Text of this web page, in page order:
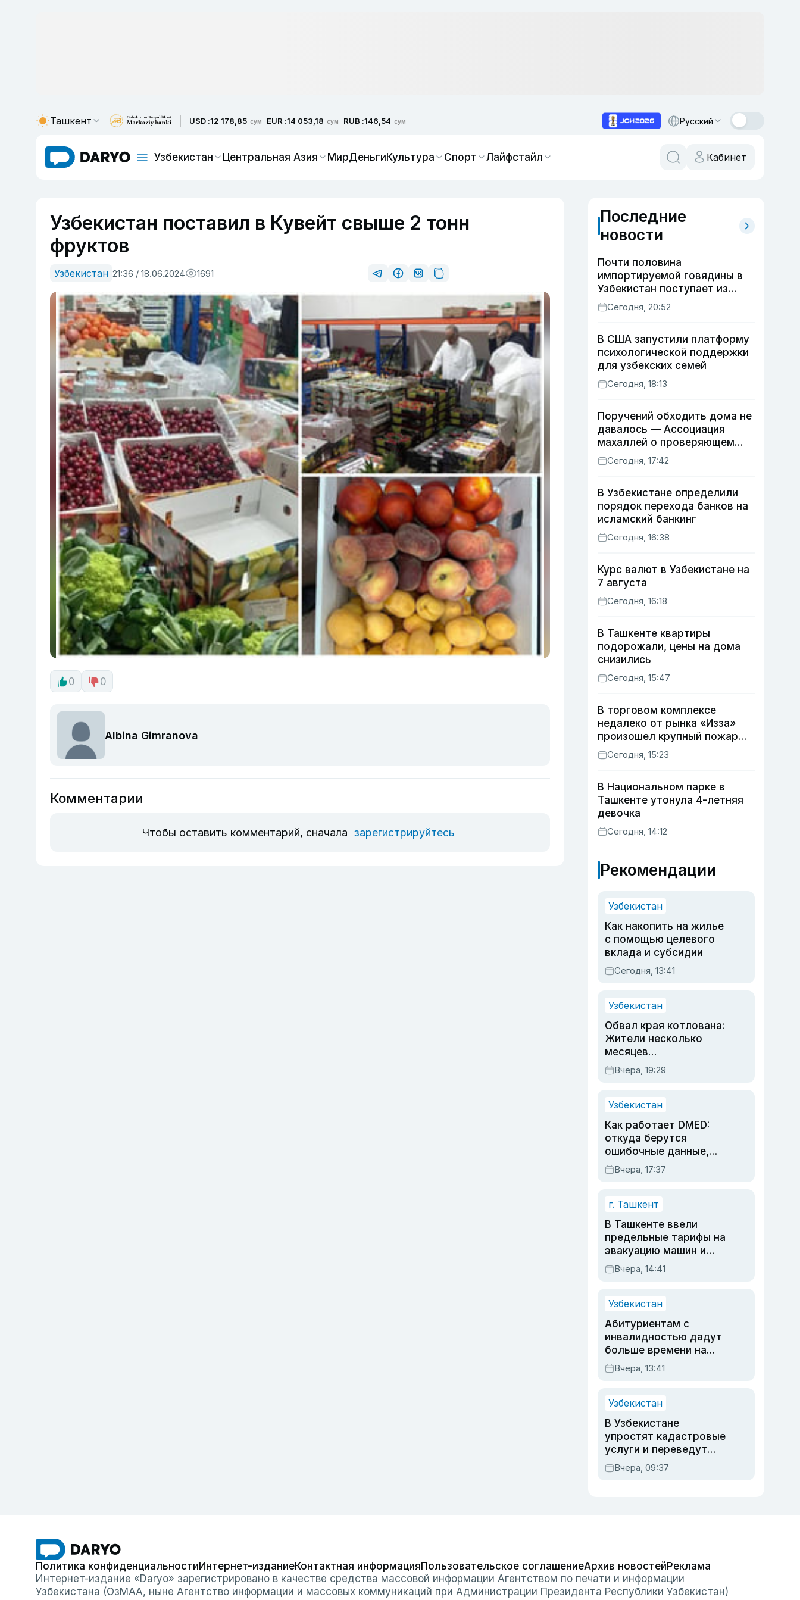
Ташкент USD :12 178,85 сум EUR :14 053,18 сум RUB :146,54 сум Русский
Узбекистан Центральная Азия МирДеньгиКультура Спорт Лайфстайл Кабинет
Узбекистан поставил в Кувейт свыше 2 тонн
фруктов
Узбекистан 21:36 / 18.06.2024 1691
0 0
Albina Gimranova
Комментарии
Чтобы оставить комментарий, сначала зарегистрируйтесь
Последние
новости
Почти половина
импортируемой говядины в
Узбекистан поступает из
Индии
Сегодня, 20:52
В США запустили платформу
психологической поддержки
для узбекских семей
Сегодня, 18:13
Поручений обходить дома не
давалось — Ассоциация
махаллей о проверяющем
хокиме
Сегодня, 17:42
В Узбекистане определили
порядок перехода банков на
исламский банкинг
Сегодня, 16:38
Курс валют в Узбекистане на
7 августа
Сегодня, 16:18
В Ташкенте квартиры
подорожали, цены на дома
снизились
Сегодня, 15:47
В торговом комплексе
недалеко от рынка «Изза»
произошел крупный пожар
(видео)
Сегодня, 15:23
В Национальном парке в
Ташкенте утонула 4-летняя
девочка
Сегодня, 14:12
Рекомендации
Узбекистан
Как накопить на жилье
с помощью целевого
вклада и субсидии
Сегодня, 13:41
Узбекистан
Обвал края котлована:
Жители несколько
месяцев
предупреждали об
опасности, но стройка
Вчера, 19:29
Узбекистан
Как работает DMED:
откуда берутся
ошибочные данные,
дубли аккаунтов и
очереди по онлайн-
Вчера, 17:37
г. Ташкент
В Ташкенте ввели
предельные тарифы на
эвакуацию машин и
штрафстоянки
Вчера, 14:41
Узбекистан
Абитуриентам с
инвалидностью дадут
больше времени на
вступительных
экзаменах
Вчера, 13:41
Узбекистан
В Узбекистане
упростят кадастровые
услуги и переведут
регистрацию
недвижимости в
Вчера, 09:37
Политика конфиденциальностиИнтернет-изданиеКонтактная информацияПользовательское соглашениеАрхив новостейРеклама
Интернет-издание «Daryo» зарегистрировано в качестве средства массовой информации Агентством по печати и информации
Узбекистана (ОзМАА, ныне Агентство информации и массовых коммуникаций при Администрации Президента Республики Узбекистан)